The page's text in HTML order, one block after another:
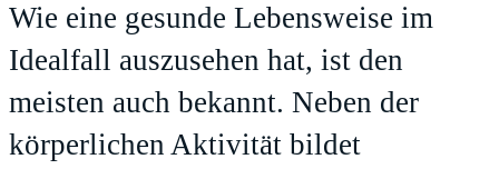
Wie eine gesunde Lebensweise im
Idealfall auszusehen hat, ist den
meisten auch bekannt. Neben der
körperlichen Aktivität bildet